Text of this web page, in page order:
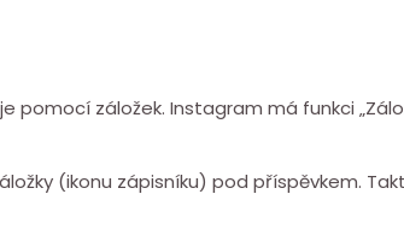
záložek. Instagram má funkci
(ikonu zápisníku) pod příspěvkem.